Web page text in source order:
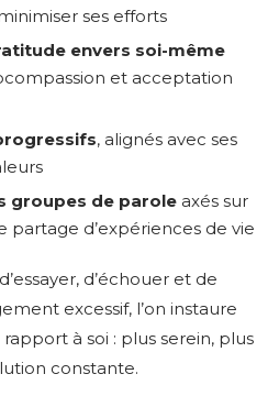
ses efforts
envers soi-même
et acceptation
, alignés avec ses
groupes de parole axés sur
partage d’expériences de vie
d’échouer et de
excessif, l’on instaure
à soi : plus serein, plus
constante.